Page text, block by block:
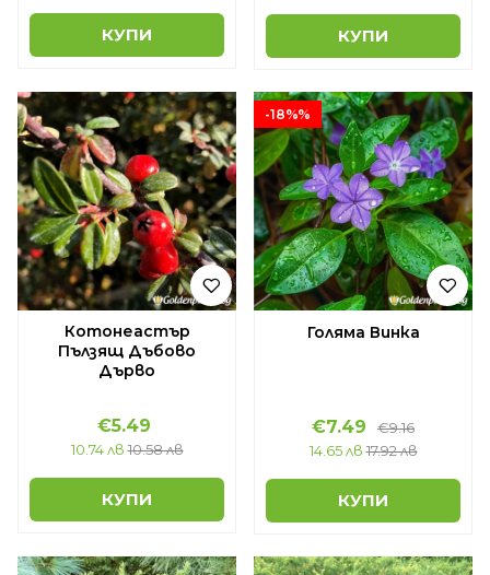
КУПИ КУПИ
Котонеастър
Пълзящ Дъбово
Дърво
€5.49
10.74 лв 10.58 лв
КУПИ
-18%%
Голяма Винка
€7.49
€9.16
14.65 лв 17.92 лв
КУПИ